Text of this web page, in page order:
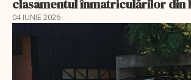
clasamentul înmatriculărilor din
04 IUNIE 2026